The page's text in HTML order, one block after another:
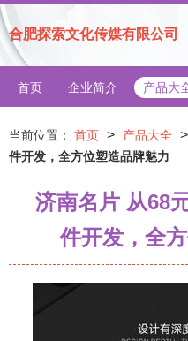
合肥探索文化传媒有限公司
首页 企业简介 产品大
当前位置： 首页 > 产品大全 >
件开发，全方位塑造品牌魅力
济南名片 从68
件开发，全